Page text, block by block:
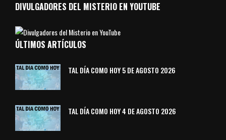
DIVULGADORES DEL MISTERIO EN YOUTUBE
ÚLTIMOS ARTÍCULOS
TAL DÍA COMO HOY 5 DE AGOSTO 2026
TAL DÍA COMO HOY 4 DE AGOSTO 2026